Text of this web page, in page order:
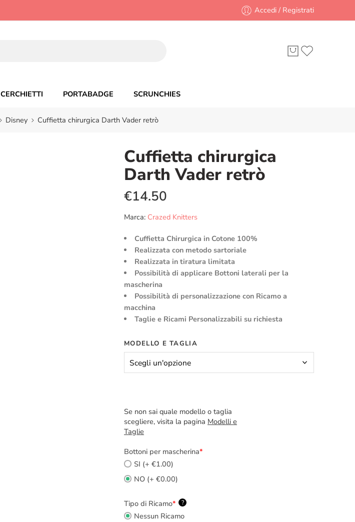
Accedi / Registrati
CERCHIETTI PORTABADGE SCRUNCHIES
Disney Cuffietta chirurgica Darth Vader retrò
Cuffietta chirurgica
Darth Vader retrò
€14.50
Marca: Crazed Knitters
Cuffietta Chirurgica in Cotone 100%
Realizzata con metodo sartoriale
Realizzata in tiratura limitata
Possibilità di applicare Bottoni laterali per la
mascherina
Possibilità di personalizzazione con Ricamo a
macchina
Taglie e Ricami Personalizzabili su richiesta
MODELLO E TAGLIA
Se non sai quale modello o taglia
scegliere, visita la pagina Modelli e
Taglie
Bottoni per mascherina*
SI (+ €1.00)
NO (+ €0.00)
Tipo di Ricamo* ?
Nessun Ricamo